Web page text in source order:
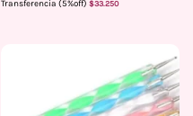
Transferencia (5%off) $33.250